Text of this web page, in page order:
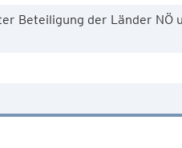
Beteiligung der Länder NÖ